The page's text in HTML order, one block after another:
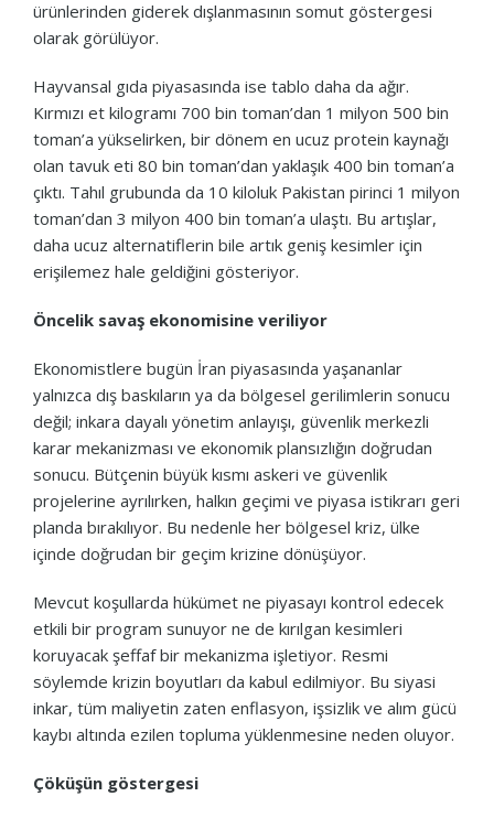
ürünlerinden giderek dışlanmasının somut göstergesi
olarak görülüyor.
Hayvansal gıda piyasasında ise tablo daha da ağır.
Kırmızı et kilogramı 700 bin toman’dan 1 milyon 500 bin
toman’a yükselirken, bir dönem en ucuz protein kaynağı
olan tavuk eti 80 bin toman’dan yaklaşık 400 bin toman’a
çıktı. Tahıl grubunda da 10 kiloluk Pakistan pirinci 1 milyon
toman’dan 3 milyon 400 bin toman’a ulaştı. Bu artışlar,
daha ucuz alternatiflerin bile artık geniş kesimler için
erişilemez hale geldiğini gösteriyor.
Öncelik savaş ekonomisine veriliyor
Ekonomistlere bugün İran piyasasında yaşananlar
yalnızca dış baskıların ya da bölgesel gerilimlerin sonucu
değil; inkara dayalı yönetim anlayışı, güvenlik merkezli
karar mekanizması ve ekonomik plansızlığın doğrudan
sonucu. Bütçenin büyük kısmı askeri ve güvenlik
projelerine ayrılırken, halkın geçimi ve piyasa istikrarı geri
planda bırakılıyor. Bu nedenle her bölgesel kriz, ülke
içinde doğrudan bir geçim krizine dönüşüyor.
Mevcut koşullarda hükümet ne piyasayı kontrol edecek
etkili bir program sunuyor ne de kırılgan kesimleri
koruyacak şeffaf bir mekanizma işletiyor. Resmi
söylemde krizin boyutları da kabul edilmiyor. Bu siyasi
inkar, tüm maliyetin zaten enflasyon, işsizlik ve alım gücü
kaybı altında ezilen topluma yüklenmesine neden oluyor.
Çöküşün göstergesi